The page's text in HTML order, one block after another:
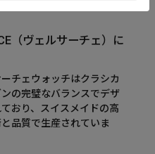
（ヴェルサーチェ）に
チェウォッチはクラシカ
の完璧なバランスでデザ
おり、スイスメイドの高
品質で生産されていま